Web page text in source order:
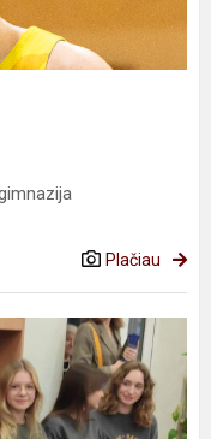
Plačiau